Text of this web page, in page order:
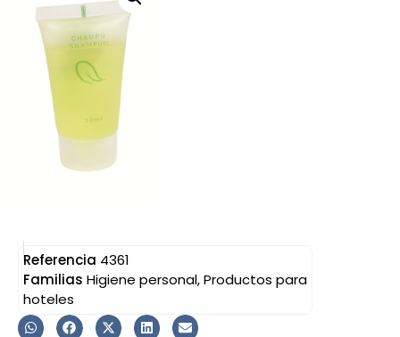
Referencia 4361
Familias Higiene personal,Productos para
hoteles